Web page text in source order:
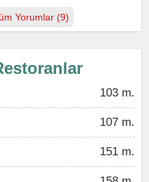
Yorumlar (9)
103 m.
107 m.
151 m.